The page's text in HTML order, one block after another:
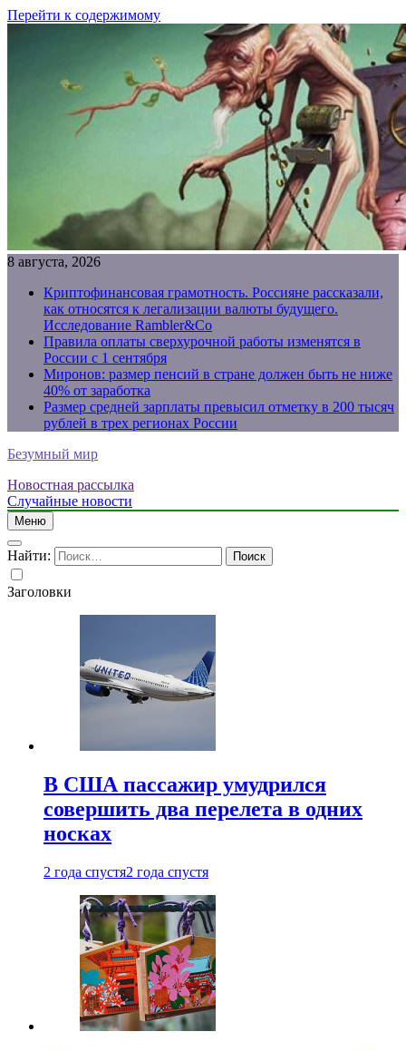
Перейти к содержимому
8 августа, 2026
Криптофинансовая грамотность. Россияне рассказали,
как относятся к легализации валюты будущего.
Исследование Rambler&Co
Правила оплаты сверхурочной работы изменятся в
России с 1 сентября
Миронов: размер пенсий в стране должен быть не ниже
40% от заработка
Размер средней зарплаты превысил отметку в 200 тысяч
рублей в трех регионах России
Безумный мир
Новостная рассылка
Случайные новости
Меню
Найти:
Заголовки
В США пассажир умудрился
совершить два перелета в одних
носках
2 года спустя2 года спустя